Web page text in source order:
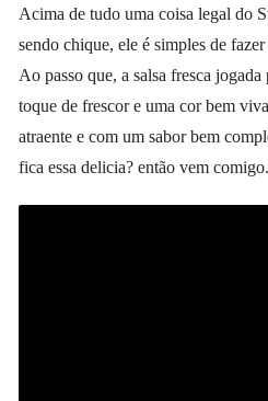
Acima de tudo uma coisa legal do
sendo chique, ele é simples de
Ao passo que, a salsa fresca
toque de frescor e uma cor bem
atraente e com um sabor bem
fica essa delicia? então vem